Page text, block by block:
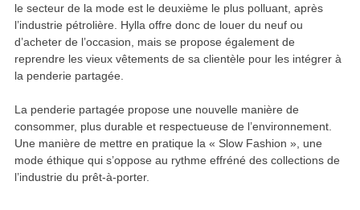
le secteur de la mode est le deuxième le plus polluant, après
l’industrie pétrolière. Hylla offre donc de louer du neuf ou
d’acheter de l’occasion, mais se propose également de
reprendre les vieux vêtements de sa clientèle pour les intégrer à
la penderie partagée.
La penderie partagée propose une nouvelle manière de
consommer, plus durable et respectueuse de l’environnement.
Une manière de mettre en pratique la « Slow Fashion », une
mode éthique qui s’oppose au rythme effréné des collections de
l’industrie du prêt-à-porter.